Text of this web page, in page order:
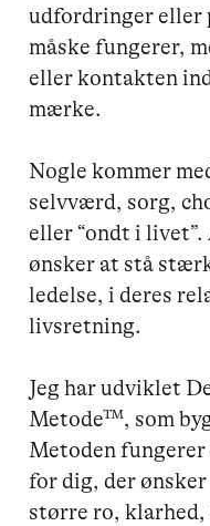
udfordringer eller
måske fungerer,
eller kontakten
mærke.
Nogle kommer
selvværd, sorg,
eller “ondt i
ønsker at stå
ledelse, i deres
livsretning.
Jeg har udviklet
Metode™, som
Metoden fungerer
for dig, der
større ro,